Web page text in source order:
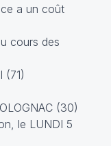
a un coût
cours des
(71)
(30)
le LUNDI 5